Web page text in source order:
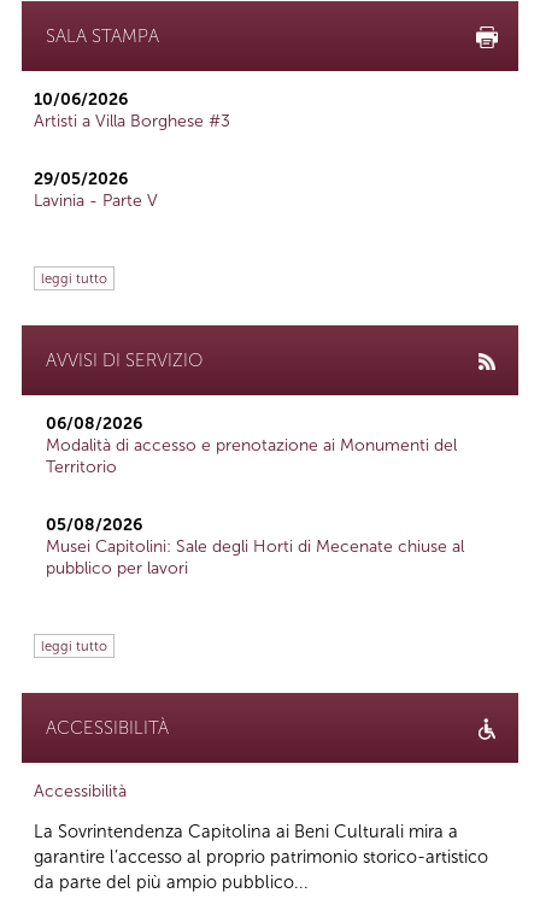
SALA STAMPA
10/06/2026
Artisti a Villa Borghese #3
29/05/2026
Lavinia - Parte V
leggi tutto
AVVISI DI SERVIZIO
06/08/2026
Modalità di accesso e prenotazione ai Monumenti del
Territorio
05/08/2026
Musei Capitolini: Sale degli Horti di Mecenate chiuse al
pubblico per lavori
leggi tutto
ACCESSIBILITÀ
Accessibilità
La Sovrintendenza Capitolina ai Beni Culturali mira a
garantire l’accesso al proprio patrimonio storico-artistico
da parte del più ampio pubblico...